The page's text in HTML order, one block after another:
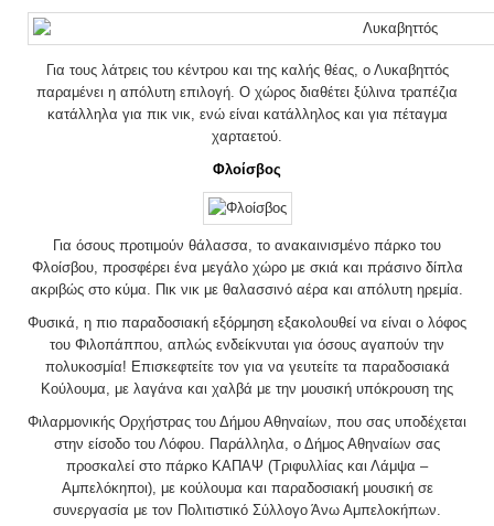
Για τους λάτρεις του κέντρου και της καλής θέας, ο Λυκαβηττός
παραμένει η απόλυτη επιλογή. Ο χώρος διαθέτει ξύλινα τραπέζια
κατάλληλα για πικ νικ, ενώ είναι κατάλληλος και για πέταγμα
χαρταετού.
Φλοίσβος
Για όσους προτιμούν θάλασσα, το ανακαινισμένο πάρκο του
Φλοίσβου, προσφέρει ένα μεγάλο χώρο με σκιά και πράσινο δίπλα
ακριβώς στο κύμα. Πικ νικ με θαλασσινό αέρα και απόλυτη ηρεμία.
Φυσικά, η πιο παραδοσιακή εξόρμηση εξακολουθεί να είναι ο λόφος
του Φιλοπάππου, απλώς ενδείκνυται για όσους αγαπούν την
πολυκοσμία! Επισκεφτείτε τον για να γευτείτε τα παραδοσιακά
Κούλουμα, με λαγάνα και χαλβά με την μουσική υπόκρουση της
Φιλαρμονικής Ορχήστρας του Δήμου Αθηναίων, που σας υποδέχεται
στην είσοδο του Λόφου. Παράλληλα, ο Δήμος Αθηναίων σας
προσκαλεί στο πάρκο ΚΑΠΑΨ (Τριφυλλίας και Λάμψα –
Αμπελόκηποι), με κούλουμα και παραδοσιακή μουσική σε
συνεργασία με τον Πολιτιστικό Σύλλογο Άνω Αμπελοκήπων.